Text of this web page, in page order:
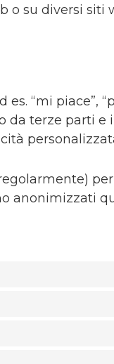
o su diversi siti
“mi piace”,
da terze parti e
anonimizzati